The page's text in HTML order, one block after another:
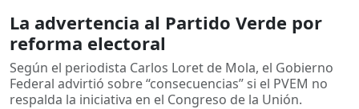
La advertencia al Partido Verde por
reforma electoral
Según el periodista Carlos Loret de Mola, el Gobierno
Federal advirtió sobre “consecuencias” si el PVEM no
respalda la iniciativa en el Congreso de la Unión.